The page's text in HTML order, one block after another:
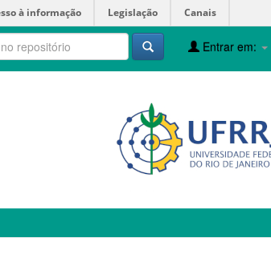
à informação Legislação Canais
Entrar em: